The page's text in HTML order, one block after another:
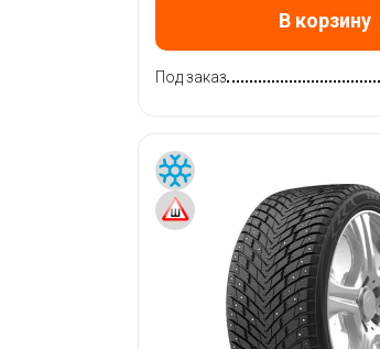
В корзину
Под заказ